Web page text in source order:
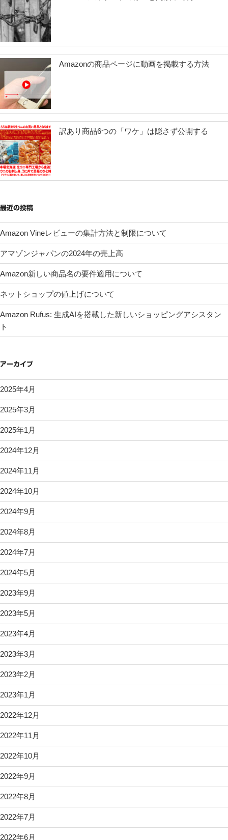
Amazonの商品ページに動画を掲載する方法
訳あり商品6つの「ワケ」は隠さず公開する
最近の投稿
Amazon Vineレビューの集計方法と制限について
アマゾンジャパンの2024年の売上高
Amazon新しい商品名の要件適用について
ネットショップの値上げについて
Amazon Rufus: 生成AIを搭載した新しいショッピングアシスタン
ト
アーカイブ
2025年4月
2025年3月
2025年1月
2024年12月
2024年11月
2024年10月
2024年9月
2024年8月
2024年7月
2024年5月
2023年9月
2023年5月
2023年4月
2023年3月
2023年2月
2023年1月
2022年12月
2022年11月
2022年10月
2022年9月
2022年8月
2022年7月
2022年6月